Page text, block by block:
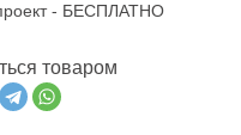
- БЕСПЛАТНО
товаром